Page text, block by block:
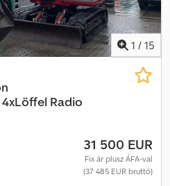
1 / 15
Radio
31 500 EUR
Fix ár plusz ÁFA-val
(37 485 EUR bruttó)